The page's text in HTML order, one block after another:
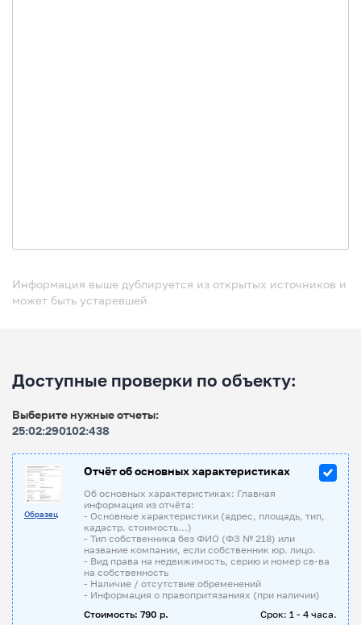
Информация выше дублируется из открытых источников и
может быть устаревшей
Доступные проверки по объекту:
Выберите нужные отчеты:
25:02:290102:438
Образец
Отчёт об основных характеристиках
Об основных характеристиках: Главная
информация из отчёта:
- Основные характеристики (адрес, площадь, тип,
кадастр. стоимость...)
- Тип собственника без ФИО (ФЗ № 218) или
название компании, если собственник юр. лицо.
- Вид права на недвижимость, серию и номер св-ва
на собственность
- Наличие / отсутствие обременений
- Информация о правопритязаниях (при наличии)
Стоимость: 790 р.
Срок: 1 - 4 часа.